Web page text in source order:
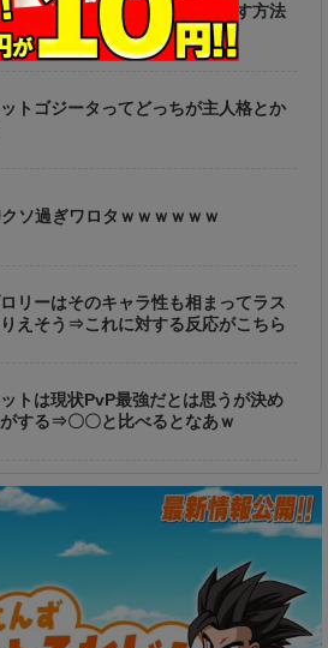
ラッシュは一つ前からやり直す方法
ットゴジータってどっちが主人格とか
クソ過ぎワロタｗｗｗｗｗｗ
ロリーはそのキャラ性も相まってラス
えそう⇒これに対する反応がこちら
ットは現状PvP最強だとは思うが決め
する⇒〇〇と比べるとなあｗ